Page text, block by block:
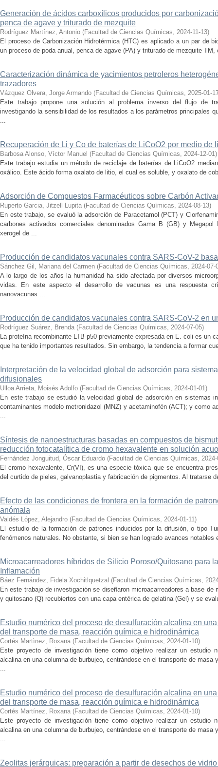
Generación de ácidos carboxílicos producidos por
penca de agave y triturado de mezquite
Rodríguez Martínez, Antonio (Facultad de Ciencias Químicas, 2024-11-13)
El proceso de Carbonización Hidrotérmica (HTC) es aplicado a un par de
un proceso de poda anual, penca de agave (PA) y triturado de mezquite
Caracterización dinámica de yacimientos petroleros
trazadores
Vázquez Olvera, Jorge Armando (Facultad de Ciencias Químicas, 2025-01-
Este trabajo propone una solución al problema inverso del flujo de
investigando la sensibilidad de los resultados a los parámetros principales
...
Recuperación de Li y Co de baterías de LiCoO2 por medio de
Barbosa Alonso, Víctor Manuel (Facultad de Ciencias Químicas, 2024-12-01)
Este trabajo estudia un método de reciclaje de baterías de LiCoO2
oxálico. Este ácido forma oxalato de litio, el cual es soluble, y oxalato de
Adsorción de Compuestos Farmacéuticos sobre Carbón
Ruperto Garcia, Jitzell Lupita (Facultad de Ciencias Químicas, 2024-08-13)
En este trabajo, se evaluó la adsorción de Paracetamol (PCT) y
carbones activados comerciales denominados Gama B (GB) y
xerogel de ...
Producción de candidatos vacunales contra SARS-CoV-2
Sánchez Gil, Mariana del Carmen (Facultad de Ciencias Químicas, 2024-07-
A lo largo de los años la humanidad ha sido afectada por diversos
vidas. En este aspecto el desarrollo de vacunas es una respuesta
nanovacunas ...
Producción de candidatos vacunales contra SARS-CoV-2 en
Rodríguez Suárez, Brenda (Facultad de Ciencias Químicas, 2024-07-05)
La proteína recombinante LTB-p50 previamente expresada en E. coli es un
que ha tenido importantes resultados. Sin embargo, la tendencia a formar
Interpretación de la velocidad global de adsorción para
difusionales
Ulloa Arrieta, Moisés Adolfo (Facultad de Ciencias Químicas, 2024-01-01)
En este trabajo se estudió la velocidad global de adsorción en sistemas
contaminantes modelo metronidazol (MNZ) y acetaminofén (ACT); y como
...
Síntesis de nanoestructuras basadas en compuestos de
reducción fotocatalítica de cromo hexavalente en solución
Fernández Jonguitud, Óscar Eduardo (Facultad de Ciencias Químicas,
El cromo hexavalente, Cr(VI), es una especie tóxica que se encuentra
del curtido de pieles, galvanoplastia y fabricación de pigmentos. Al tratarse
Efecto de las condiciones de frontera en la formación de
anómala
Valdés López, Alejandro (Facultad de Ciencias Químicas, 2024-01-11)
El estudio de la formación de patrones inducidos por la difusión, o tipo
fenómenos naturales. No obstante, si bien se han logrado avances
Microacarreadores híbridos de Silicio Poroso/Quitosano para
Inflamación
Báez Fernández, Fidela Xochitlquetzal (Facultad de Ciencias Químicas,
En este trabajo de investigación se diseñaron microacarreadores a base
y quitosano (Q) recubiertos con una capa entérica de gelatina (Gel) y se
Estudio numérico del proceso de desulfuración alcalina en
del transporte de masa, reacción química e hidrodinámica
Cortés Martìnez, Roxana (Facultad de Ciencias Químicas, 2024-01-10)
Este proyecto de investigación tiene como objetivo realizar un estudio
alcalina en una columna de burbujeo, centrándose en el transporte de
...
Estudio numérico del proceso de desulfuración alcalina en
del transporte de masa, reacción química e hidrodinámica
Cortés Martínez, Roxana (Facultad de Ciencias Químicas, 2024-01-10)
Este proyecto de investigación tiene como objetivo realizar un estudio
alcalina en una columna de burbujeo, centrándose en el transporte de
...
Zeolitas jerárquicas: preparación a partir de desechos de